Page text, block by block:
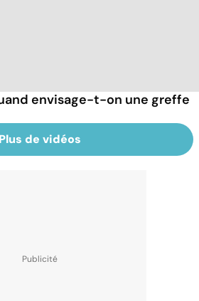
envisage-t-on une greffe
Plus de vidéos